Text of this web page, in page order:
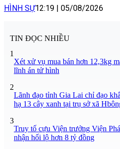
HÌNH SỰ12:19 05/08/2026
TIN ĐỌC NHIỀU
1
Xét xử vụ mua bán hơn 12,3kg
lĩnh án tử hình
2
Lãnh đạo tỉnh Gia Lai chỉ đạo
hạ 13 cây xanh tại trụ sở xã
3
Truy tố cựu Viện trưởng Viện
nhận hối lộ hơn 8 tỷ đồng